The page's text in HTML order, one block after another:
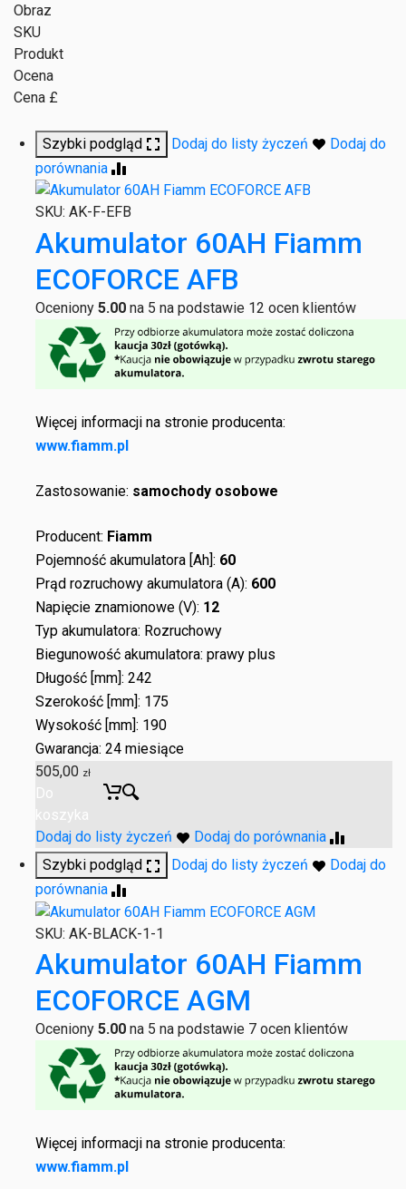
Obraz
SKU
Produkt
Ocena
Cena £
Szybki podgląd Dodaj do listy życzeń
Dodaj do
porównania
SKU: AK-F-EFB
Akumulator 60AH Fiamm
ECOFORCE AFB
Oceniony 5.00 na 5 na podstawie 12 ocen klientów
Więcej informacji na stronie producenta:
www.fiamm.pl
Zastosowanie: samochody osobowe
Producent: Fiamm
Pojemność akumulatora [Ah]: 60
Prąd rozruchowy akumulatora (A): 600
Napięcie znamionowe (V): 12
Typ akumulatora: Rozruchowy
Biegunowość akumulatora: prawy plus
Długość [mm]: 242
Szerokość [mm]: 175
Wysokość [mm]: 190
Gwarancja: 24 miesiące
505,00 zł
Do
koszyka
Dodaj do listy życzeń
Dodaj do porównania
Szybki podgląd
Dodaj do listy życzeń
Dodaj do
porównania
SKU: AK-BLACK-1-1
Akumulator 60AH Fiamm
ECOFORCE AGM
Oceniony 5.00 na 5 na podstawie 7 ocen klientów
Więcej informacji na stronie producenta:
www.fiamm.pl